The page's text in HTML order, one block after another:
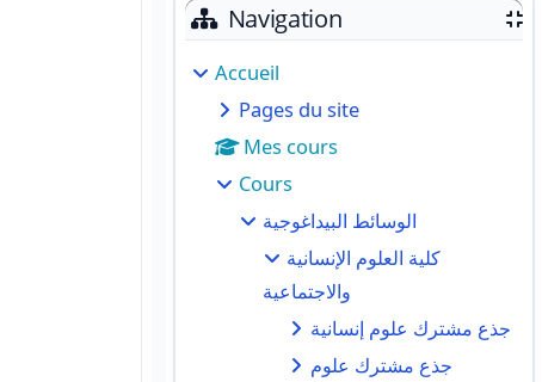
Navigation
Accueil
Pages du site
Mes cours
Cours
الوسائط البيداغوجية
كلية العلوم الإنسانية
والاجتماعية
جذع مشترك علوم إنسانية
جذع مشترك علوم